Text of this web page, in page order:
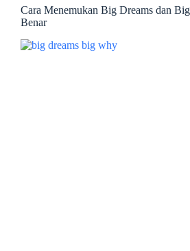
Cara Menemukan Big Dreams dan
Benar